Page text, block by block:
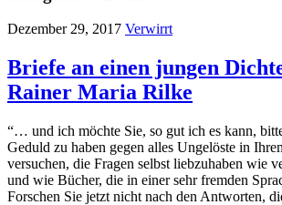
Dezember 29, 2017 Verwirrt
Briefe an einen jungen
Rainer Maria Rilke
“… und ich möchte Sie, so gut ich es kann,
Geduld zu haben gegen alles Ungelöste in
versuchen, die Fragen selbst liebzuhaben wie
und wie Bücher, die in einer sehr fremden
Forschen Sie jetzt nicht nach den Antworten,